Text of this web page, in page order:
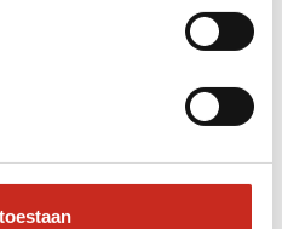
onze festivals, bekijk